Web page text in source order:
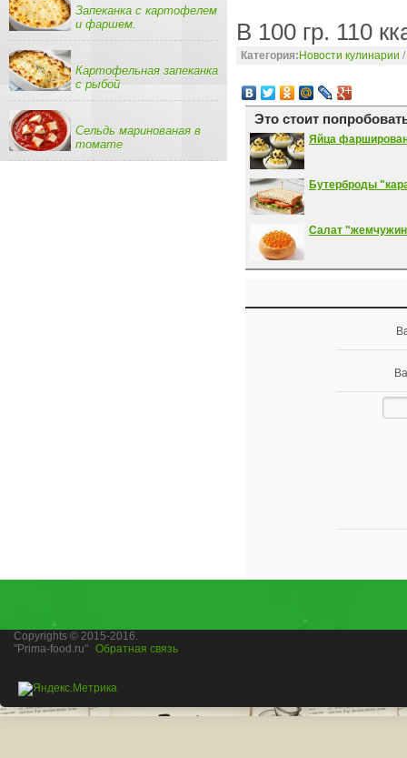
Запеканка с картофелем
и фаршем.
Картофельная запеканка
с рыбой
Сельдь маринованая в
томате
В 100 гр. 110
Категория: Новости кулинарии /
Это стоит
Яйца
Бутерброды
Салат
Copyrights © 2015-2016.
"Prima-food.ru" Обратная связь